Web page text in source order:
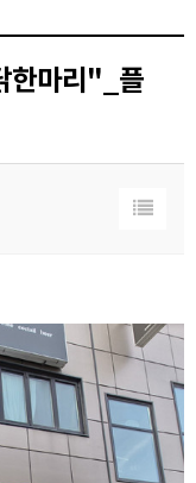
한마리"_플